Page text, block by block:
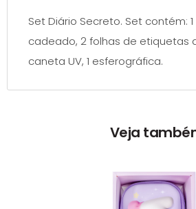
Set Diário Secreto. Set contém:
cadeado, 2 folhas de etiquetas
caneta UV, 1 esferográfica.
Veja